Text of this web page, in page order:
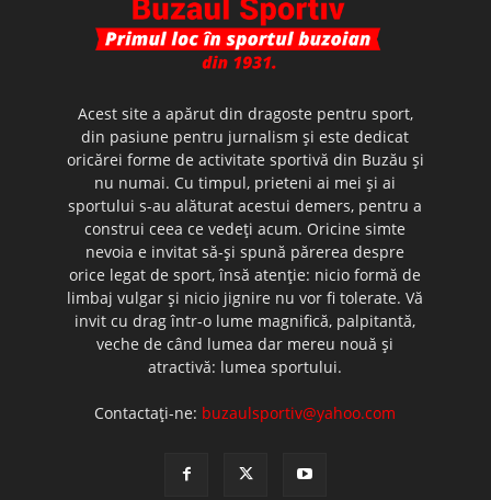
Acest site a apărut din dragoste pentru sport,
din pasiune pentru jurnalism şi este dedicat
oricărei forme de activitate sportivă din Buzău şi
nu numai. Cu timpul, prieteni ai mei şi ai
sportului s-au alăturat acestui demers, pentru a
construi ceea ce vedeţi acum. Oricine simte
nevoia e invitat să-şi spună părerea despre
orice legat de sport, însă atenţie: nicio formă de
limbaj vulgar şi nicio jignire nu vor fi tolerate. Vă
invit cu drag într-o lume magnifică, palpitantă,
veche de când lumea dar mereu nouă şi
atractivă: lumea sportului.
Contactați-ne: buzaulsportiv@yahoo.com